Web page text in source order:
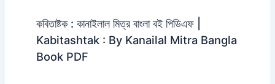
কবিতাষ্টক : কানাইলাল মিত্র বাংলা বই পিডিএফ |
Kabitashtak : By Kanailal Mitra Bangla
Book PDF